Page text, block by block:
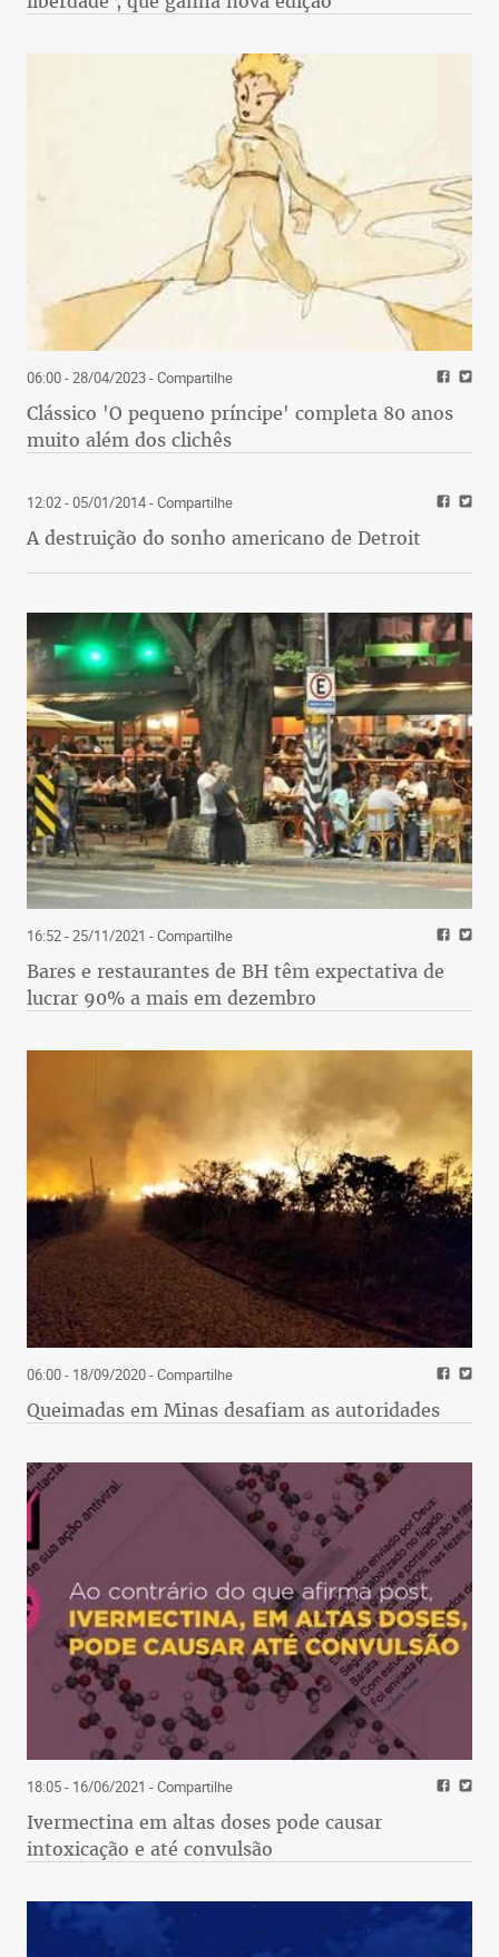
06:00 - 28/04/2023- Compartilhe
Clássico 'O pequeno príncipe' completa 80 anos
muito além dos clichês
12:02 - 05/01/2014- Compartilhe
A destruição do sonho americano de Detroit
16:52 - 25/11/2021 - Compartilhe
Bares e restaurantes de BH têm expectativa de
lucrar 90% a mais em dezembro
06:00 - 18/09/2020- Compartilhe
Queimadas em Minas desafiam as autoridades
18:05 - 16/06/2021 - Compartilhe
Ivermectina em altas doses pode causar
intoxicação e até convulsão